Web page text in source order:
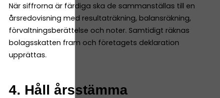
När siffrorna är färdiga ska de sammanställas till en
årsredovisning med resultaträkning, balansräkning,
förvaltningsberättelse och noter. Samtidigt räknas
bolagsskatten fram och företagets deklaration
upprättas.
4. Håll årsstämma